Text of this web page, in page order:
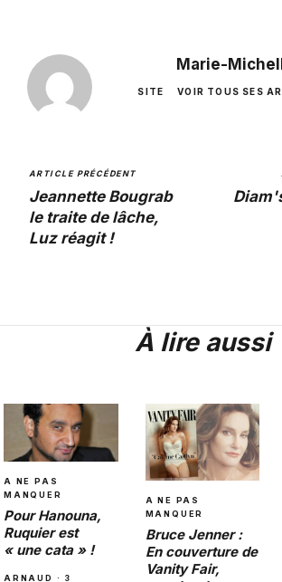
Marie-
SITE VOIR TOUS SES
ARTICLE PRÉCÉDENT
Jeannette Bougrab
le traite de lâche,
Luz réagit !
À lire aussi
A NE PAS
MANQUER
Pour Hanouna,
Ruquier est
« une cata » !
ARNAUD · 3
A NE PAS
MANQUER
Bruce Jenner :
En couverture de
Vanity Fair,